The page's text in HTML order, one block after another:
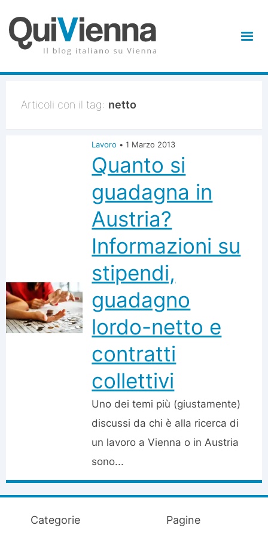
Articoli con il tag: netto
Lavoro • 1 Marzo 2013
Quanto si
guadagna in
Austria?
Informazioni su
stipendi,
guadagno
lordo-netto e
contratti
collettivi
Uno dei temi più (giustamente)
discussi da chi è alla ricerca di
un lavoro a Vienna o in Austria
sono...
Categorie Pagine